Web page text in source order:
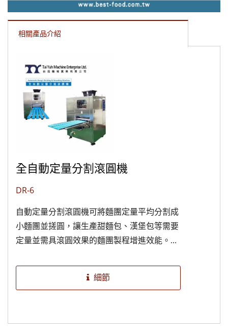
相關產品介紹
全自動定量分割滾圓機
DR-6
自動定量分割滾圓機可將麵團定量平均分割成
小麵團並搓圓，讓生產甜麵包、漢堡包等需要
定量並需具滾圓效果的麵團製程增進效能。另
分塊，定量輸出PIZZA麵糰後，機器自動進行
搓圓動作，更是節省了人力及操作時間。 特
麵團，上料斗可承約35KG。 -全不鏽鋼機體，
細節